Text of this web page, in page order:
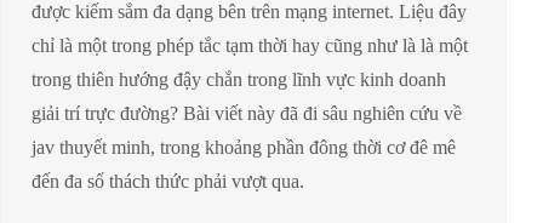
được kiếm sắm đa dạng bên trên mạng internet. Liệu đây
chỉ là một trong phép tắc tạm thời hay cũng như là là một
trong thiên hướng đậy chắn trong lĩnh vực kinh doanh
giải trí trực đường? Bài viết này đã đi sâu nghiên cứu về
jav thuyết minh, trong khoảng phần đông thời cơ đê mê
đến đa số thách thức phải vượt qua.